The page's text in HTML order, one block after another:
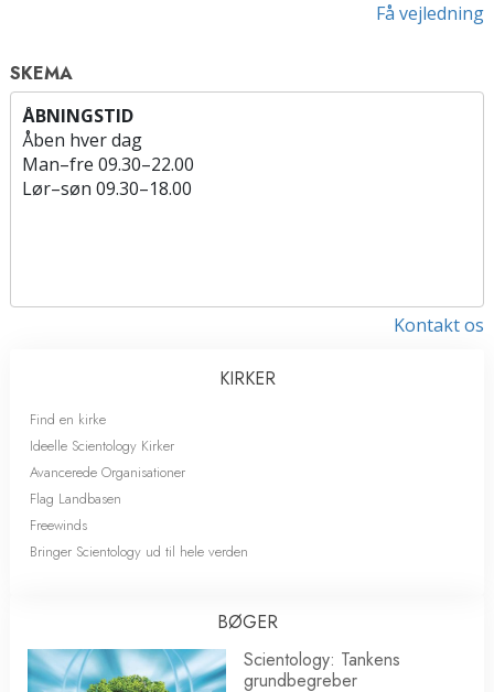
Få vejledning
SKEMA
ÅBNINGSTID
Åben hver dag
Man–fre 09.30–22.00
Lør–søn 09.30–18.00
Kontakt os
KIRKER
Find en kirke
Ideelle Scientology Kirker
Avancerede Organisationer
Flag Landbasen
Freewinds
Bringer Scientology ud til hele verden
BØGER
Scientology: Tankens
grundbegreber